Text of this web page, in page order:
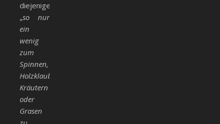
diejenigen,
„so nur
ein
wenig
zum
Spinnen,
Holzklauben,
Kräutern
oder
Grasen